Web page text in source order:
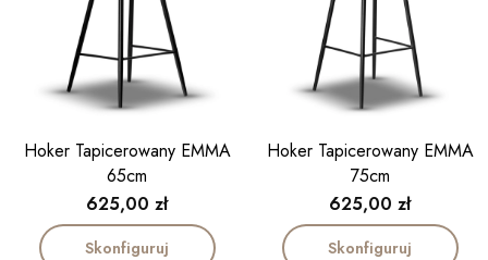
Hoker Tapicerowany EMMA
65cm
Cena
625,00 zł
Skonfiguruj
Hoker Tapicerowany EMMA
75cm
Cena
625,00 zł
Skonfiguruj